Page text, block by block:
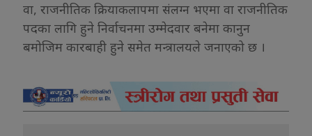
वा, राजनीतिक क्रियाकलापमा संलग्न भएमा वा राजनीतिक
पदका लागि हुने निर्वाचनमा उम्मेदवार बनेमा कानुन
बमोजिम कारबाही हुने समेत मन्त्रालयले जनाएको छ ।